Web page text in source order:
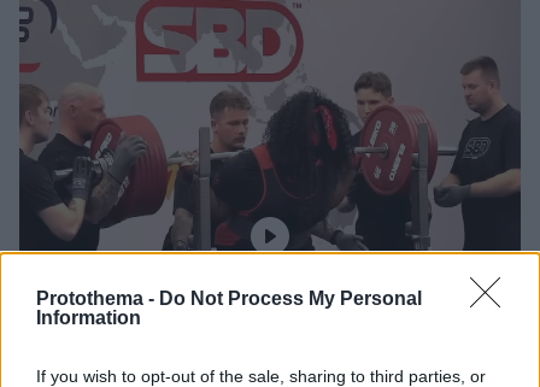
Protothema - Do Not Process My Personal
Information
If you wish to opt-out of the sale, sharing to third parties, or